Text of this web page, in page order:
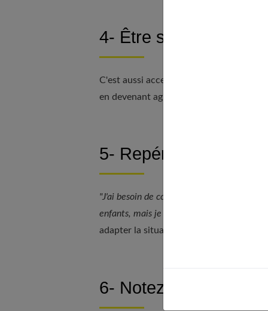
4- Être sincère
C'est aussi accepter avec bienveillance
en devenant agressif, blessant...
5- Repérez vos
"J'ai besoin de contact social mais je
enfants, mais je suis tout le temps en
adapter la situation à vos priorités. Et
6- Notez tout ce qui